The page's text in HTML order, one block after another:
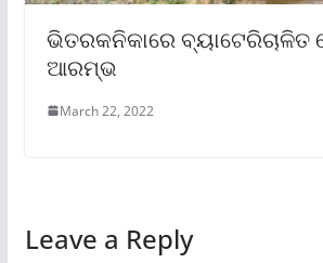
ଭିତରକନିକାରେ ବ୍ୟାଟେରିଚାଳିତ
ଆରମ୍ଭ
March 22, 2022
Leave a Reply